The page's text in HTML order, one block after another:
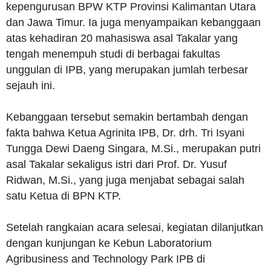
kepengurusan BPW KTP Provinsi Kalimantan Utara
dan Jawa Timur. Ia juga menyampaikan kebanggaan
atas kehadiran 20 mahasiswa asal Takalar yang
tengah menempuh studi di berbagai fakultas
unggulan di IPB, yang merupakan jumlah terbesar
sejauh ini.
Kebanggaan tersebut semakin bertambah dengan
fakta bahwa Ketua Agrinita IPB, Dr. drh. Tri Isyani
Tungga Dewi Daeng Singara, M.Si., merupakan putri
asal Takalar sekaligus istri dari Prof. Dr. Yusuf
Ridwan, M.Si., yang juga menjabat sebagai salah
satu Ketua di BPN KTP.
Setelah rangkaian acara selesai, kegiatan dilanjutkan
dengan kunjungan ke Kebun Laboratorium
Agribusiness and Technology Park IPB di